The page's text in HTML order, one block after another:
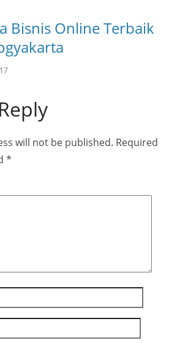
Bisnis Online Terbaik
will not be published. Required
*